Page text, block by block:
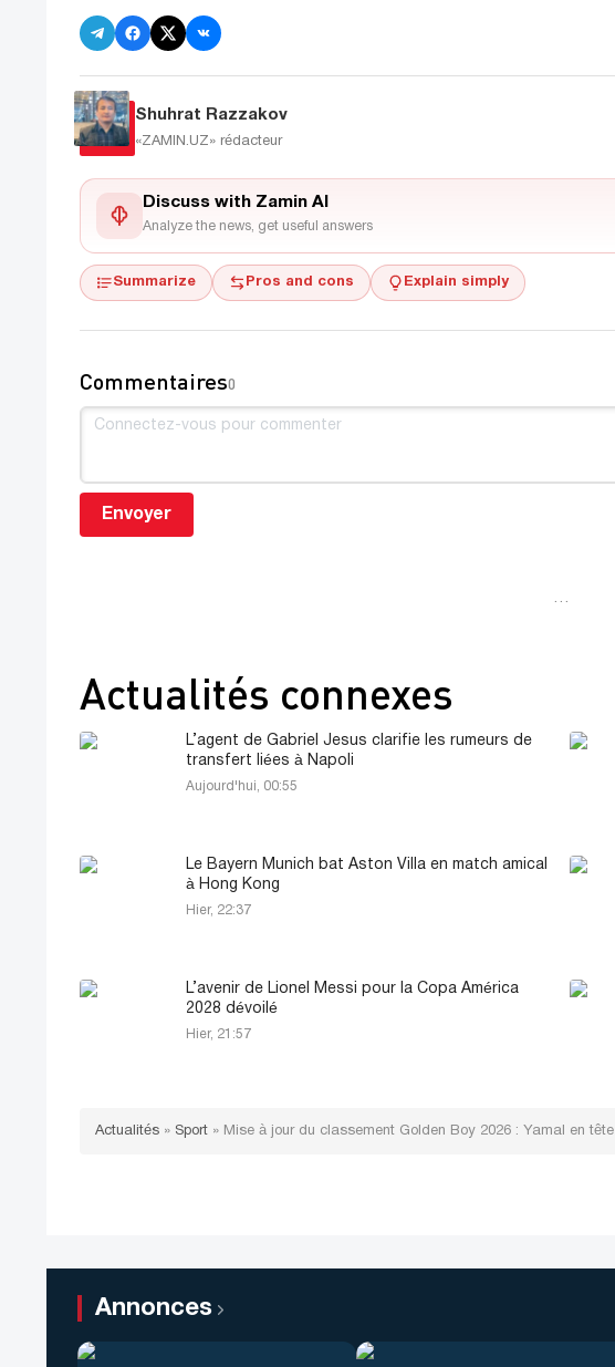
Shuhrat Razzakov
«ZAMIN.UZ» rédacteur
Discuss with Zamin AI
Analyze the news, get useful answers
Summarize Pros and cons Explain simply
Commentaires0
Envoyer
…
Actualités connexes
L’agent de Gabriel Jesus clarifie les rumeurs de
transfert liées à Napoli
Aujourd'hui, 00:55
Le Bayern Munich bat Aston Villa en match amical
à Hong Kong
Hier, 22:37
L’avenir de Lionel Messi pour la Copa América
2028 dévoilé
Hier, 21:57
Actualités » Sport » Mise à jour du classement Golden Boy 2026 : Yamal en tête
Annonces